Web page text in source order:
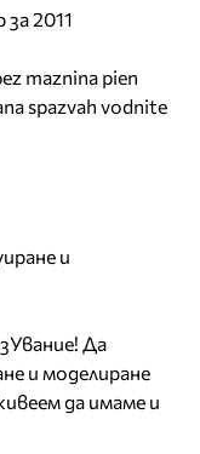
за 2011
maznina pien
spazvah vodnite
и
Да
и моделиране
да имаме и